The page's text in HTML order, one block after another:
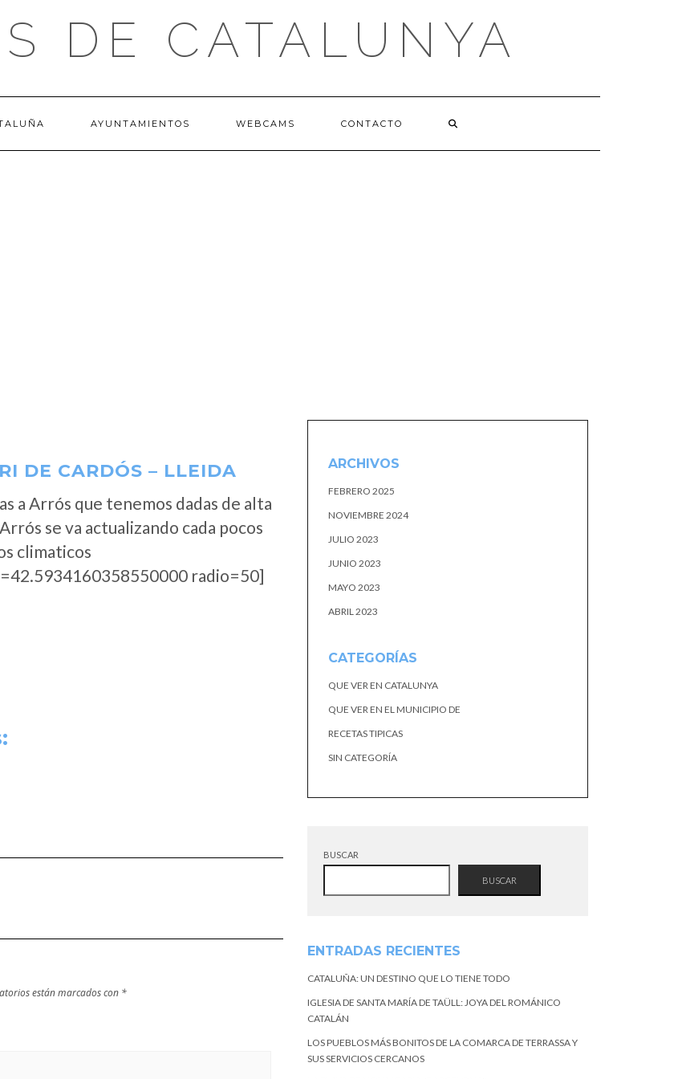
DE CATALUNYA
AYUNTAMIENTOS WEBCAMS CONTACTO
DE CARDÓS – LLEIDA
a Arrós que tenemos dadas de alta
se va actualizando cada pocos
climaticos
radio=50]
están marcados con *
ARCHIVOS
FEBRERO 2025
NOVIEMBRE 2024
JULIO 2023
JUNIO 2023
MAYO 2023
ABRIL 2023
CATEGORÍAS
QUE VER EN CATALUNYA
QUE VER EN EL MUNICIPIO DE
RECETAS TIPICAS
SIN CATEGORÍA
BUSCAR
BUSCAR
ENTRADAS RECIENTES
CATALUÑA: UN DESTINO QUE LO TIENE TODO
IGLESIA DE SANTA MARÍA DE TAÜLL: JOYA DEL ROMÁNICO
CATALÁN
LOS PUEBLOS MÁS BONITOS DE LA COMARCA DE TERRASSA Y
SUS SERVICIOS CERCANOS